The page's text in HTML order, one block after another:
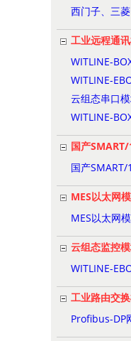
西门子、三
工业远程通
WITLINE-
WITLINE-
云组态串口
WITLINE-
国产
国产
MES以太网
MES以太网
云组态监控
WITLINE-
工业路由交
Profibus-DP